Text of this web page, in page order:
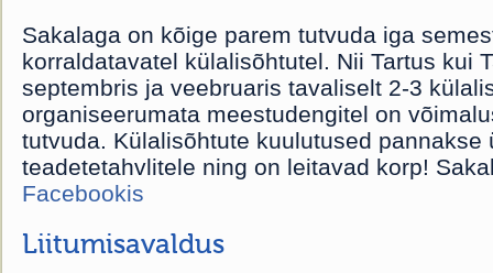
Sakalaga on kõige parem tutvuda iga
korraldatavatel külalisõhtutel. Nii Tartus kui
septembris ja veebruaris tavaliselt 2-3
organiseerumata meestudengitel on
tutvuda. Külalisõhtute kuulutused pannakse
teadetetahvlitele ning on leitavad korp!
Facebookis
Liitumisavaldus